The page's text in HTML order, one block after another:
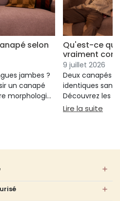
selon
jambes ?
un canapé
morphologie
un canapé selon sa taille
Qu'est-ce qui
vraiment
9 juillet 2026
Deux canapés
identiques
Découvrez les
réellement
Lire la suite